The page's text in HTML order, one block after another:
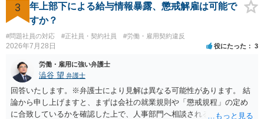
3
年上部下による給与情報暴露、懲戒解雇は可能で
すか？
#問題社員の対応 #正社員・契約社員 #労働・雇用契約違反
2026年7月28日 役にたった 3
労働・雇用に強い弁護士
澁谷 望 弁護士
回答いたします。※弁護士により見解は異なる可能性があります。 結
論から申し上げますと、まずは会社の就業規則や「懲戒規程」の定め
に合致しているかを確認した上で、人事部門へ相談されることが最優